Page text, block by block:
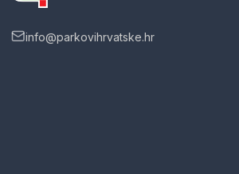
info@parkovihrvatske.hr